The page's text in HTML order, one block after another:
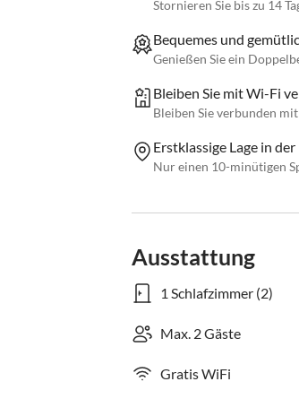
Stornieren Sie bis zu 14
Bequemes und
Genießen Sie ein
Bleiben Sie mit Wi-Fi
Bleiben Sie verbunden
Erstklassige Lage in
Nur einen 10-minütigen
Ausstattung
1 Schlafzimmer (2)
Max. 2 Gäste
Gratis WiFi